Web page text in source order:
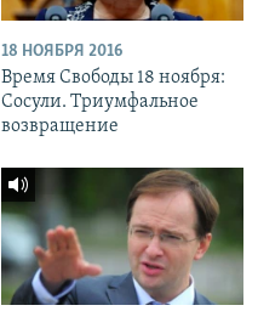
18 НОЯБРЯ 2016
Время Свободы 18 ноября:
Сосули. Триумфальное
возвращение